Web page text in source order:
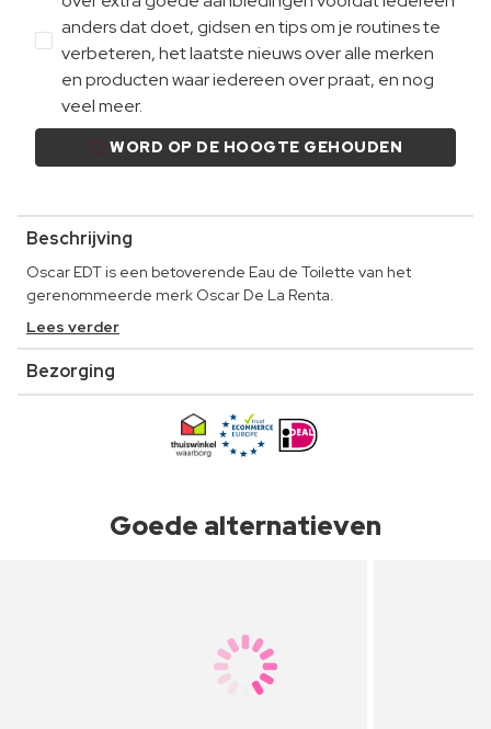
anders dat doet, gidsen en tips om je routines te
verbeteren, het laatste nieuws over alle merken
en producten waar iedereen over praat, en nog
veel meer.
WORD OP DE HOOGTE GEHOUDEN
Beschrijving
Oscar EDT is een betoverende Eau de Toilette van het
gerenommeerde merk Oscar De La Renta.
Lees verder
Bezorging
Goede alternatieven